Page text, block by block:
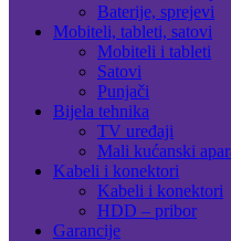
Baterije, sprejevi
Mobiteli, tableti, satovi
Mobiteli i tableti
Satovi
Punjači
Bijela tehnika
TV uređaji
Mali kućanski
Kabeli i konektori
Kabeli i konektori
HDD – pribor
Garancije